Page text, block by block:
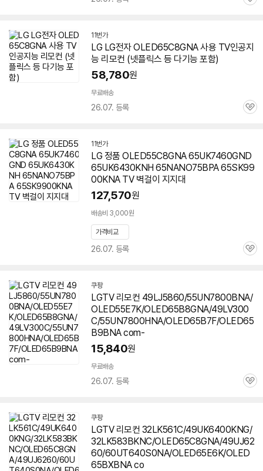
관
11번가
LG LG전자 OLED65C8GNA 사용 TV인공지
능 리모컨 (넷플릭스 등 다기능 포함)
58,780원
무료배송
26.07. 등록
관
11번가
LG 정품 OLED55C8GNA 65UK7460GND
65UK6430KNH 65NANO75BPA 65SK99
00KNA TV 벽걸이 지지대
127,570원
배송비 3,000원
가격비교
26.07. 등록
관
쿠팡
LGTV 리모컨 49LJ5860/55UN7800BNA/
OLED55E7K/OLED65B8GNA/49LV300
C/55UN7800HNA/OLED65B7F/OLED65
B9BNA com-
15,840원
무료배송
26.07. 등록
관
쿠팡
LGTV 리모컨 32LK561C/49UK6400KNG/
32LK583BKNC/OLED65C8GNA/49UJ62
60/60UT640S0NA/OLED65E6K/OLED
65BXBNA co